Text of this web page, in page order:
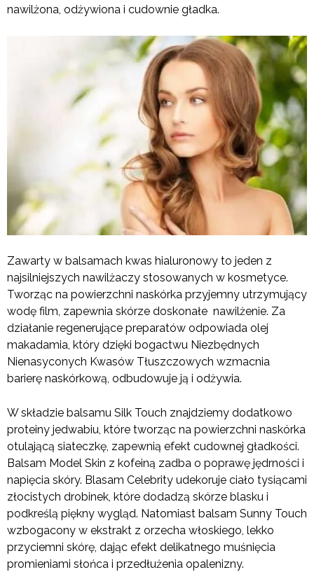
nawilżona, odżywiona i cudownie gładka.
Zawarty w balsamach kwas hialuronowy to jeden z
najsilniejszych nawilżaczy stosowanych w kosmetyce.
Tworząc na powierzchni naskórka przyjemny utrzymujący
wodę film, zapewnia skórze doskonałe nawilżenie. Za
działanie regenerujące preparatów odpowiada olej
makadamia, który dzięki bogactwu Niezbędnych
Nienasyconych Kwasów Tłuszczowych wzmacnia
barierę naskórkową, odbudowuje ją i odżywia.
W składzie balsamu Silk Touch znajdziemy dodatkowo
proteiny jedwabiu, które tworząc na powierzchni naskórka
otulającą siateczkę, zapewnią efekt cudownej gładkości.
Balsam Model Skin z kofeiną zadba o poprawę jędrności i
napięcia skóry. Blasam Celebrity udekoruje ciało tysiącami
złocistych drobinek, które dodadzą skórze blasku i
podkreślą piękny wygląd. Natomiast balsam Sunny Touch
wzbogacony w ekstrakt z orzecha włoskiego, lekko
przyciemni skórę, dając efekt delikatnego muśnięcia
promieniami słońca i przedłużenia opalenizny.